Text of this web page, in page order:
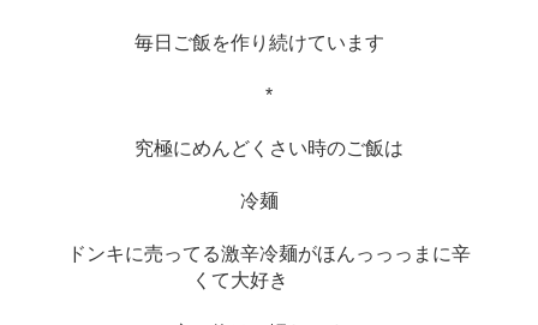
毎日ご飯を作り続けています
*
究極にめんどくさい時のご飯は
冷麺
ドンキに売ってる激辛冷麺がほんっっっまに辛
くて大好き